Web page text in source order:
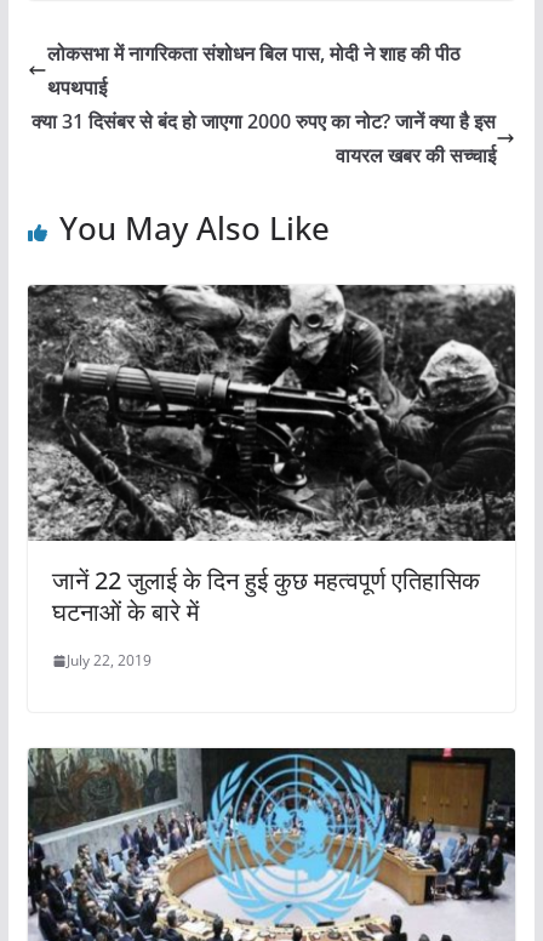
e
b
o
s
p
er e l e
लोकसभा में नागरिकता संशोधन बिल पास, मोदी ने शाह की पीठ
थपथपाई
क्या 31 दिसंबर से बंद हो जाएगा 2000 रुपए का नोट? जानें क्या है इस
वायरल खबर की सच्चाई
You May Also Like
जानें 22 जुलाई के दिन हुई कुछ महत्वपूर्ण एतिहासिक
घटनाओं के बारे में
July 22, 2019